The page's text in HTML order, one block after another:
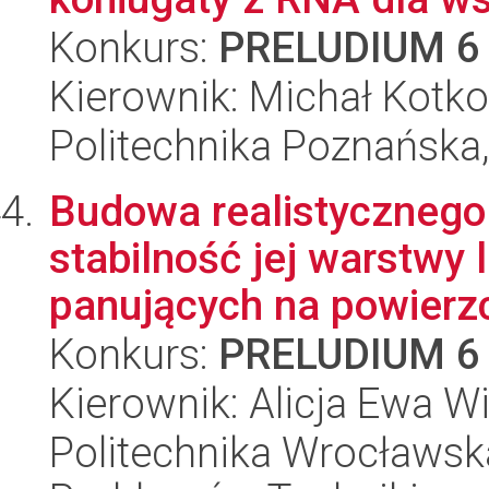
Konkurs: PRELUDIUM 6
Kierownik: Michał
Politechnika
Budowa
stabilność jej warstwy
panujących na
Konkurs: PRELUDIUM 6
Kierownik: Alicja Ewa
Politechnika